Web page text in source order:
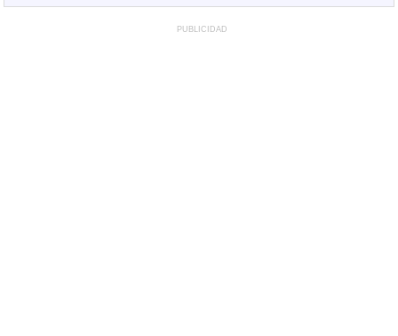
PUBLICIDAD